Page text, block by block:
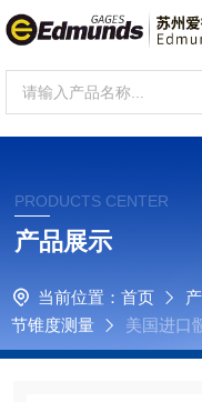
PRODUCTS CENTER
产品展示
当前位置： 首页
节锥度测量
美国进口